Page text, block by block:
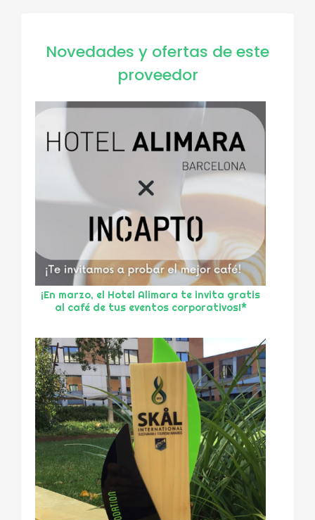
Novedades y ofertas de este
proveedor
¡En marzo, el Hotel Alimara te invita gratis
al café de tus eventos corporativos!*